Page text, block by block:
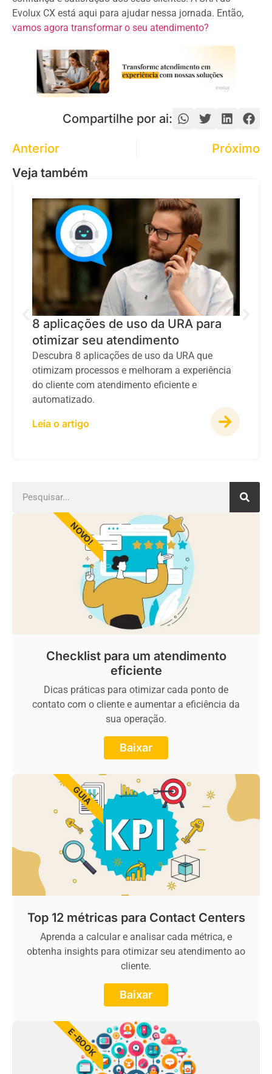
Evolux CX está aqui para ajudar nessa jornada. Então,
vamos agora transformar o seu atendimento?
Compartilhe por ai:
Anterior
Próximo
Veja também
8 aplicações de uso da URA para
otimizar seu atendimento
Descubra 8 aplicações de uso da URA que
otimizam processos e melhoram a experiência
do cliente com atendimento eficiente e
automatizado.
Leia o artigo
Checklist para um atendimento
eficiente
Dicas práticas para otimizar cada ponto de
contato com o cliente e aumentar a eficiência da
sua operação.
Baixar
NOVO!
Top 12 métricas para Contact Centers
Aprenda a calcular e analisar cada métrica, e
obtenha insights para otimizar seu atendimento ao
cliente.
Baixar
GUIA
E-BOOK